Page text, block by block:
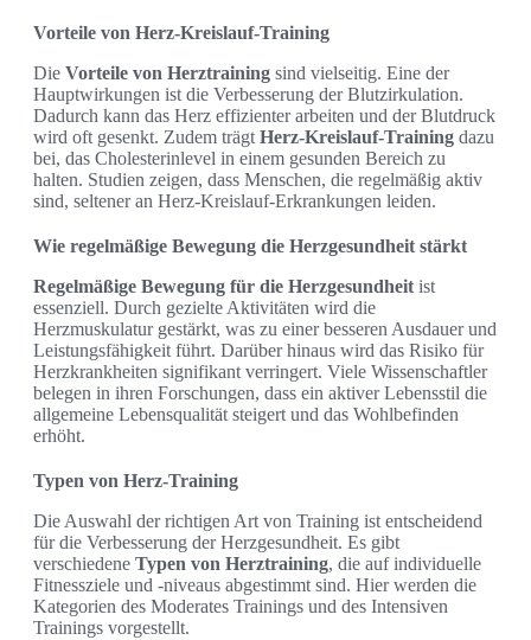
Vorteile von Herz-Kreislauf-Training
Die Vorteile von Herztraining sind vielseitig. Eine der
Hauptwirkungen ist die Verbesserung der Blutzirkulation.
Dadurch kann das Herz effizienter arbeiten und der Blutdruck
wird oft gesenkt. Zudem trägt Herz-Kreislauf-Training dazu
bei, das Cholesterinlevel in einem gesunden Bereich zu
halten. Studien zeigen, dass Menschen, die regelmäßig aktiv
sind, seltener an Herz-Kreislauf-Erkrankungen leiden.
Wie regelmäßige Bewegung die Herzgesundheit stärkt
Regelmäßige Bewegung für die Herzgesundheit ist
essenziell. Durch gezielte Aktivitäten wird die
Herzmuskulatur gestärkt, was zu einer besseren Ausdauer und
Leistungsfähigkeit führt. Darüber hinaus wird das Risiko für
Herzkrankheiten signifikant verringert. Viele Wissenschaftler
belegen in ihren Forschungen, dass ein aktiver Lebensstil die
allgemeine Lebensqualität steigert und das Wohlbefinden
erhöht.
Typen von Herz-Training
Die Auswahl der richtigen Art von Training ist entscheidend
für die Verbesserung der Herzgesundheit. Es gibt
verschiedene Typen von Herztraining, die auf individuelle
Fitnessziele und -niveaus abgestimmt sind. Hier werden die
Kategorien des Moderates Trainings und des Intensiven
Trainings vorgestellt.